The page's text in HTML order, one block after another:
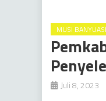
MUSI
Juli 8, 2023